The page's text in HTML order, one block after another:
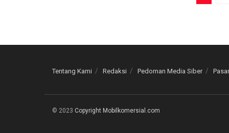
Tentang Kami Redaksi Pedoman Media Siber
© 2023 Copyright Mobilkomersial.com